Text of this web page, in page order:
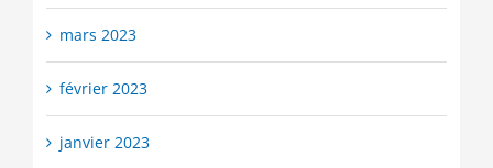
mars 2023
février 2023
janvier 2023